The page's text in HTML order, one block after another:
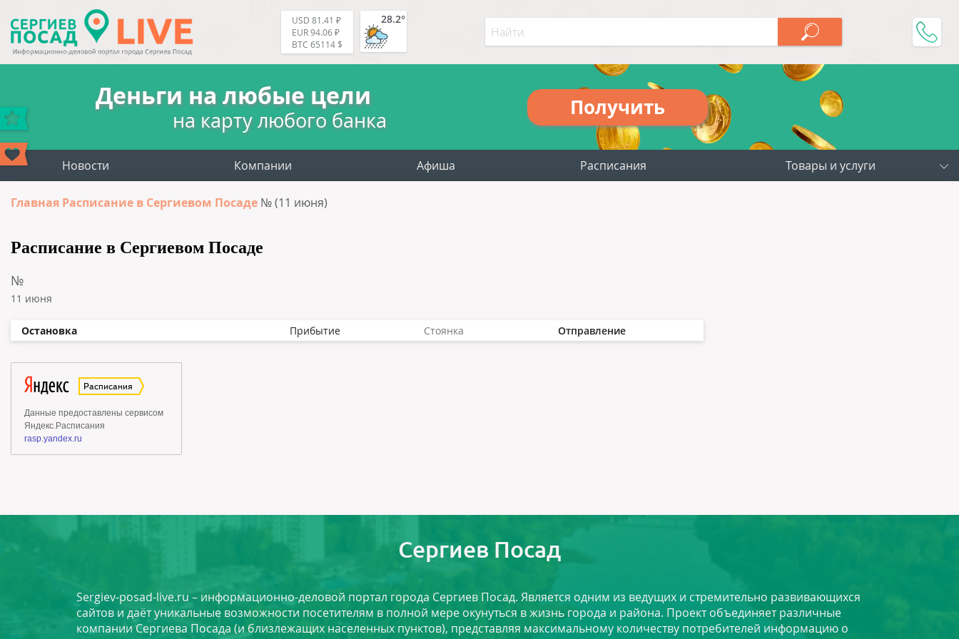
USD 81.41 ₽
EUR 94.06 ₽
BTC 65114 $
28.2°
Деньги на любые цели
на карту любого банка
Получить
Новости Компании Афиша Расписания Товары и услуги
Главная Расписание в Сергиевом Посаде № (11 июня)
Расписание в Сергиевом Посаде
№
11 июня
Остановка Прибытие Стоянка Отправление
Сергиев Посад
Sergiev-posad-live.ru – информационно-деловой портал города Сергиев Посад. Является одним из ведущих и стремительно развивающихся
сайтов и даёт уникальные возможности посетителям в полной мере окунуться в жизнь города и района. Проект объединяет различные
компании Сергиева Посада (и близлежащих населенных пунктов), представляя максимальному количеству потребителей информацию о